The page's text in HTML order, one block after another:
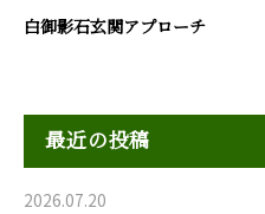
白御影石玄関アプローチ
最近の投稿
2026.07.20